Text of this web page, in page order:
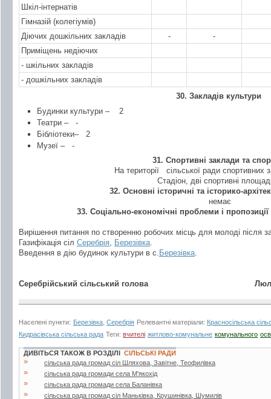
Шкіл-інтернатів
Гімназій (колегіумів)
Діючих дошкільних закладів
-
-
Приміщень недіючих
- шкільних закладів
- дошкільних закладів
30. Закладів культури
Будинки культури –2
Театри –-
Бібліотеки–2
Музеї –-
31. Спортивні заклади та
На території сільської ради спортивних
Стадіон, дві спортивні
32. Основні історичні та історико-
немає
33. Соціально-економічні проблеми і
Вирішення питання по створенню робочих місць для молоді після
Газифікація сіл Серебрія Березівка
Введення в дію будинок культури в с. Березівка
Серебрійський сільський голова Люльчак
Населені пункти: Березівка Серебрія Релевантні матеріали: Красносільська
Кидрасівська сільська рада Теги: вчителі житлово-комунальне комунального
ДИВІТЬСЯ ТАКОЖ В РОЗДІЛІ СІЛЬСЬКІ РАДИ
» сільська рада громад сіл Шляхова, Завітне, Теофилівка
» сільська рада громади села М'якохід
» сільська рада громади села Баланівка
» сільська рада громад сіл Маньківка, Крушинівка, Шумилів